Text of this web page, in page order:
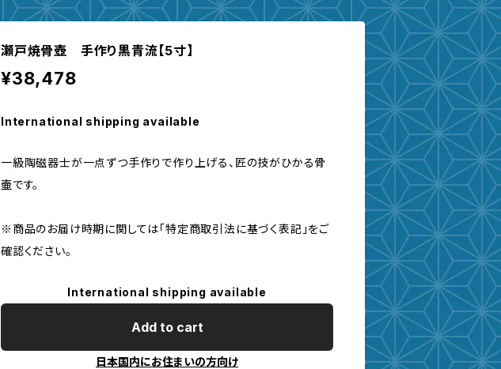
瀬戸焼骨壺 手作り黒青流【5寸】
¥38,478
International shipping available
一級陶磁器士が一点ずつ手作りで作り上げる、匠の技がひかる骨
壷です。
※商品のお届け時期に関しては「特定商取引法に基づく表記」をご
確認ください。
International shipping available
Add to cart
日本国内にお住まいの方向け